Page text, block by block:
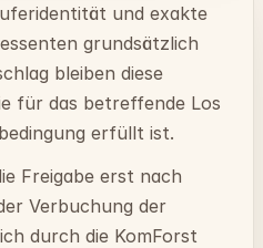
und exakte
grundsätzlich
bleiben diese
für das betreffende Los
erfüllt ist.
Freigabe erst nach
Verbuchung der
durch die KomForst